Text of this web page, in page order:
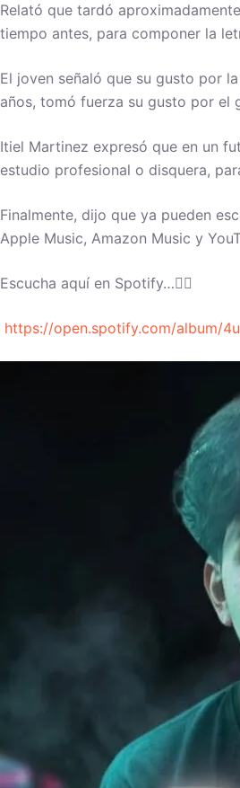
Relató que tardó
tiempo antes, para componer la
El joven señaló que su gusto por
años, tomó fuerza su gusto por el
Itiel Martinez expresó que en un
estudio profesional o disquera,
Finalmente, dijo que ya pueden
Apple Music, Amazon Music y
Escucha aquí en Spotify…👇🏼
https://open.spotify.com/album/